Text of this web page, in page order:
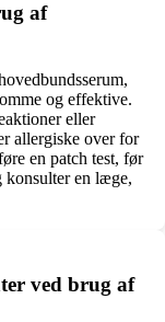
af
og effektive.
eller
allergiske over for
en patch test, før
konsulter en læge,
ved brug af